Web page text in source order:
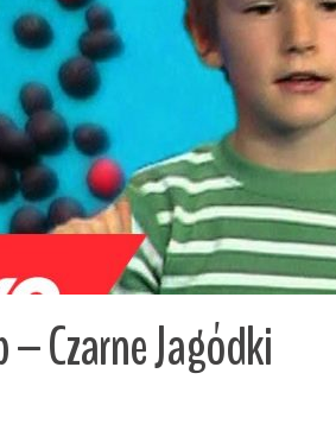
– Czarne Jagódki